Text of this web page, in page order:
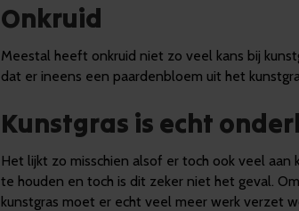
Onkruid
Meestal heeft onkruid niet zo veel kans bij
dat er ineens een paardenbloem uit het
Kunstgras is echt
Het lijkt zo misschien alsof er toch ook veel
te houden en toch is dit zeker niet het geval.
kunstgras moet er echt veel meer werk verzet